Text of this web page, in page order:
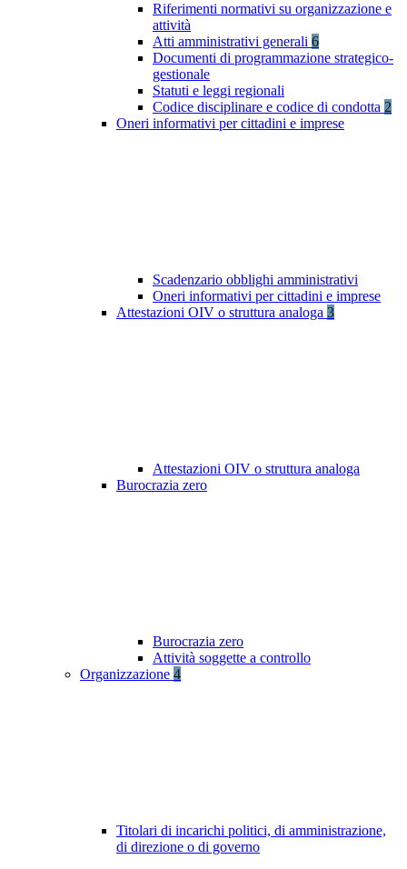
Riferimenti normativi su organizzazione e
attività
Atti amministrativi generali 6
Documenti di programmazione strategico-
gestionale
Statuti e leggi regionali
Codice disciplinare e codice di condotta 2
Oneri informativi per cittadini e imprese
Scadenzario obblighi amministrativi
Oneri informativi per cittadini e imprese
Attestazioni OIV o struttura analoga 3
Attestazioni OIV o struttura analoga
Burocrazia zero
Burocrazia zero
Attività soggette a controllo
Organizzazione 4
Titolari di incarichi politici, di amministrazione,
di direzione o di governo